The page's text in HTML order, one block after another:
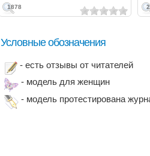
1878
Условные обозначения
- есть отзывы от читателей
- модель для женщин
- модель протестирована